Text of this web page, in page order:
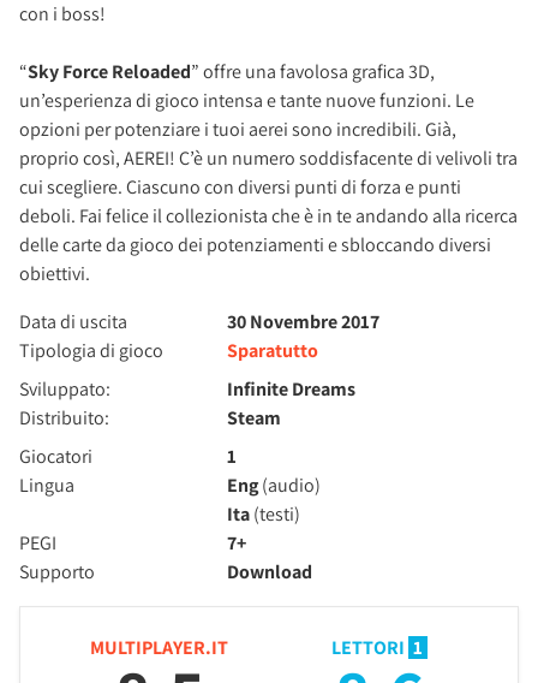
con i boss!
“Sky Force Reloaded” offre una favolosa grafica 3D,
un’esperienza di gioco intensa e tante nuove funzioni. Le
opzioni per potenziare i tuoi aerei sono incredibili. Già,
proprio così, AEREI! C’è un numero soddisfacente di velivoli tra
cui scegliere. Ciascuno con diversi punti di forza e punti
deboli. Fai felice il collezionista che è in te andando alla ricerca
delle carte da gioco dei potenziamenti e sbloccando diversi
obiettivi.
Data di uscita
30 Novembre 2017
Tipologia di gioco
Sparatutto
Sviluppato:
Infinite Dreams
Distribuito:
Steam
Giocatori
1
Lingua
Eng(audio)
Ita(testi)
PEGI
7+
Supporto
Download
MULTIPLAYER.IT LETTORI 1